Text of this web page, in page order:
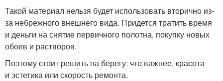
Такой материал нельзя будет использовать вторично из-
за небрежного внешнего вида. Придется тратить время
и деньги на снятие первичного полотна, покупку новых
обоев и растворов.
Поэтому стоит решить на берегу: что важнее, красота
и эстетика или скорость ремонта.